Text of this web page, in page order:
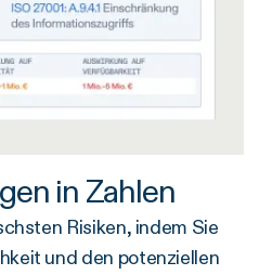
in Zahlen
Risiken, indem Sie
und den potenziellen